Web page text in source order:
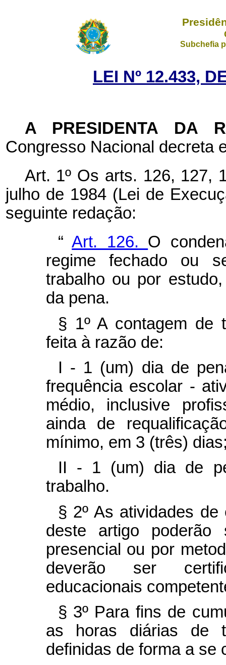
Subchefia
LEI Nº 12.433,
A PRESIDENTA DA
Congresso Nacional decreta
Art. 1º Os arts. 126, 127,
julho de 1984 (Lei de
seguinte redação:
“Art. 126. O
regime fechado ou
trabalho ou por
da pena.
§ 1º A contagem de
feita à razão de:
I - 1 (um) dia de
frequência escolar -
médio, inclusive
ainda de
mínimo, em 3 (três)
II - 1 (um) dia de
trabalho.
§ 2º As atividades
deste artigo poderão
presencial ou por
deverão ser
educacionais
§ 3º Para fins de
as horas diárias de
definidas de forma a se